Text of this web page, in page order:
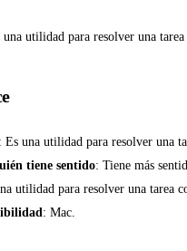
una utilidad para resolver una
: Es una utilidad para resolver una
tiene sentido: Tiene más
utilidad para resolver una tarea
: Mac.